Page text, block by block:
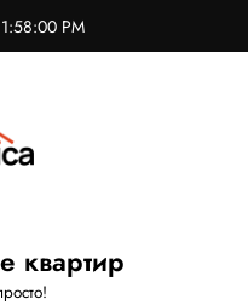
1:58:01 PM
квартир